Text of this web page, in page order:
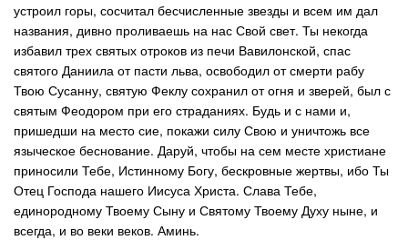
устроил горы, сосчитал бесчисленные звезды и всем им дал
названия, дивно проливаешь на нас Свой свет. Ты некогда
избавил трех святых отроков из печи Вавилонской, спас
святого Даниила от пасти льва, освободил от смерти рабу
Твою Сусанну, святую Феклу сохранил от огня и зверей, был с
святым Феодором при его страданиях. Будь и с нами и,
пришедши на место сие, покажи силу Свою и уничтожь все
языческое беснование. Даруй, чтобы на сем месте христиане
приносили Тебе, Истинному Богу, бескровные жертвы, ибо Ты
Отец Господа нашего Иисуса Христа. Слава Тебе,
единородному Твоему Сыну и Святому Твоему Духу ныне, и
всегда, и во веки веков. Аминь.